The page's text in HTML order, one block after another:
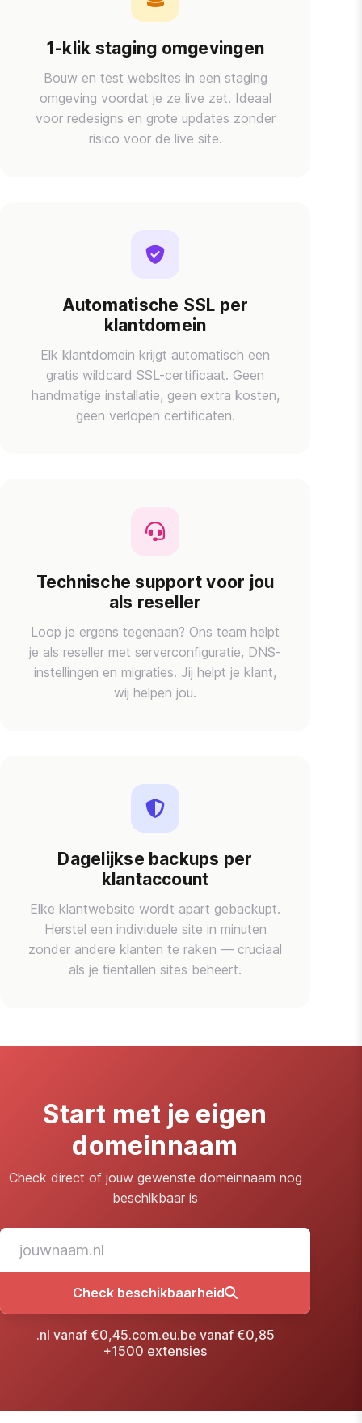
1-klik staging omgevingen
Bouw en test websites in een staging
omgeving voordat je ze live zet. Ideaal
voor redesigns en grote updates zonder
risico voor de live site.
Automatische SSL per
klantdomein
Elk klantdomein krijgt automatisch een
gratis wildcard SSL-certificaat. Geen
handmatige installatie, geen extra kosten,
geen verlopen certificaten.
Technische support voor jou
als reseller
Loop je ergens tegenaan? Ons team helpt
je als reseller met serverconfiguratie, DNS-
instellingen en migraties. Jij helpt je klant,
wij helpen jou.
Dagelijkse backups per
klantaccount
Elke klantwebsite wordt apart gebackupt.
Herstel een individuele site in minuten
zonder andere klanten te raken — cruciaal
als je tientallen sites beheert.
Start met je eigen
domeinnaam
Check direct of jouw gewenste domeinnaam nog
beschikbaar is
Check beschikbaarheid
.nl vanaf €0,45.com.eu.be vanaf €0,85
+1500 extensies